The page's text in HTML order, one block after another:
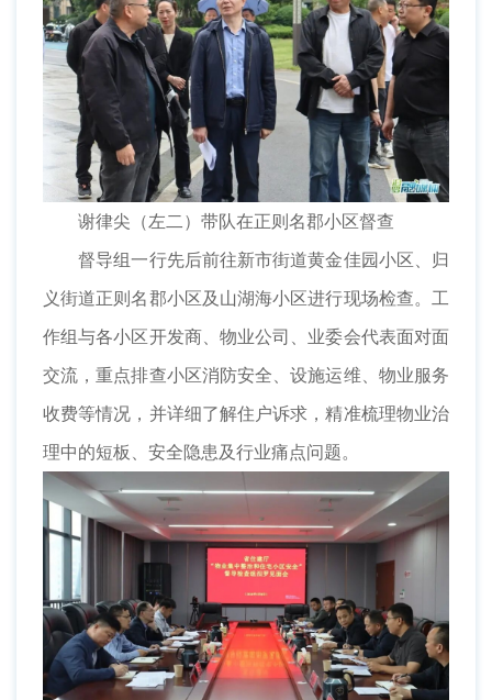
谢律尖（左二）带队在正则名郡小区督查
督导组一行先后前往新市街道黄金佳园小区、归
义街道正则名郡小区及山湖海小区进行现场检查。工
作组与各小区开发商、物业公司、业委会代表面对面
交流，重点排查小区消防安全、设施运维、物业服务
收费等情况，并详细了解住户诉求，精准梳理物业治
理中的短板、安全隐患及行业痛点问题。